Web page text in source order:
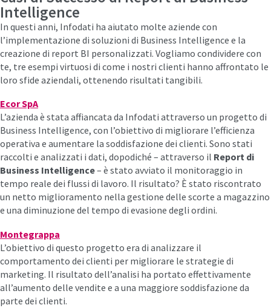
Intelligence
In questi anni, Infodati ha aiutato molte aziende con
l’implementazione di soluzioni di Business Intelligence e la
creazione di report BI personalizzati. Vogliamo condividere con
te, tre esempi virtuosi di come i nostri clienti hanno affrontato le
loro sfide aziendali, ottenendo risultati tangibili.
Ecor SpA
L’azienda è stata affiancata da Infodati attraverso un progetto di
Business Intelligence, con l’obiettivo di migliorare l’efficienza
operativa e aumentare la soddisfazione dei clienti. Sono stati
raccolti e analizzati i dati, dopodiché – attraverso il Report di
Business Intelligence– è stato avviato il monitoraggio in
tempo reale dei flussi di lavoro. Il risultato? È stato riscontrato
un netto miglioramento nella gestione delle scorte a magazzino
e una diminuzione del tempo di evasione degli ordini.
Montegrappa
L’obiettivo di questo progetto era di analizzare il
comportamento dei clienti per migliorare le strategie di
marketing. Il risultato dell’analisi ha portato effettivamente
all’aumento delle vendite e a una maggiore soddisfazione da
parte dei clienti.